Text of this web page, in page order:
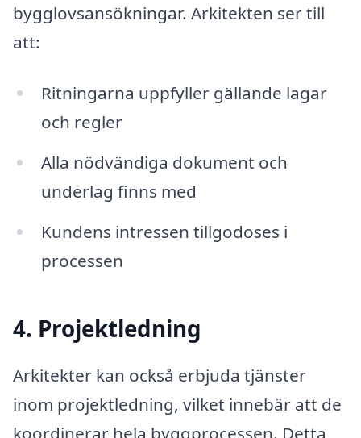
bygglovsansökningar. Arkitekten ser till
att:
Ritningarna uppfyller gällande lagar
och regler
Alla nödvändiga dokument och
underlag finns med
Kundens intressen tillgodoses i
processen
4. Projektledning
Arkitekter kan också erbjuda tjänster
inom projektledning, vilket innebär att de
koordinerar hela byggprocessen. Detta